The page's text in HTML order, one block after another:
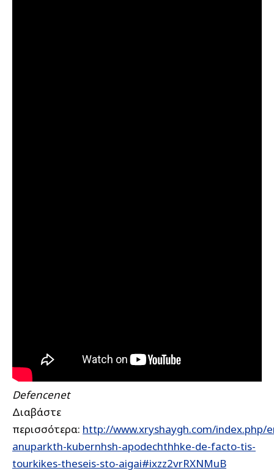
Defencenet
Διαβάστε
περισσότερα: http://www.xryshaygh.com/index.php/
anuparkth-kubernhsh-apodechthhke-de-facto-tis-
tourkikes-theseis-sto-aigai#ixzz2vrRXNMuB